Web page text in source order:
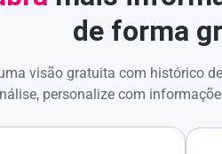
de forma
visão gratuita com histórico
personalize com